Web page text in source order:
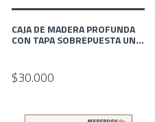
CAJA DE MADERA PROFUNDA
CON TAPA SOBREPUESTA UN...
$30.000